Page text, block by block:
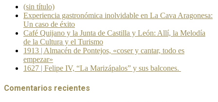
(sin título)
Experiencia gastronómica inolvidable en La Cava Aragonesa:
Un caso de éxito
Café Quijano y la Junta de Castilla y León: Allí, la Melodía
de la Cultura y el Turismo
1913 | Almacén de Pontejos, «coser y cantar, todo es
empezar»
1627 | Felipe IV, “La Marizápalos” y sus balcones.
Comentarios recientes